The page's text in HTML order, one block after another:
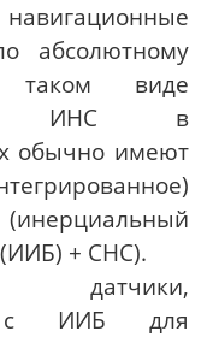
абсолютному
таком виде
ИНС в
обычно имеют
+ СНС).
датчики,
с ИИБ для